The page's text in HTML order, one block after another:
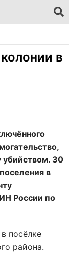
в
убийством. 30
в
России по
посёлке
района.